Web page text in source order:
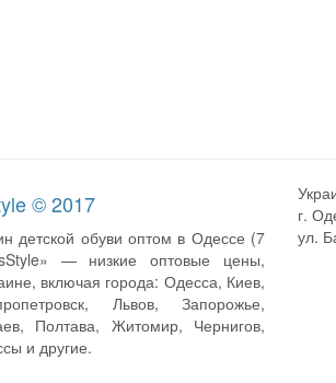
© 2017
детской обуви оптом в Одессе (7
— низкие оптовые цены,
включая города: Одесса, Киев,
Львов, Запорожье,
Полтава, Житомир, Чернигов,
и другие.
г.
ул.